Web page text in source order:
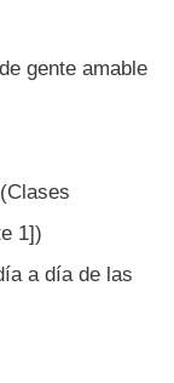
gente amable
1])
a día de las